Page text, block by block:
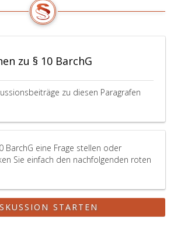
zu § 10 BarchG
zu diesen Paragrafen
BarchG eine Frage stellen oder
Sie einfach den nachfolgenden roten
STARTEN